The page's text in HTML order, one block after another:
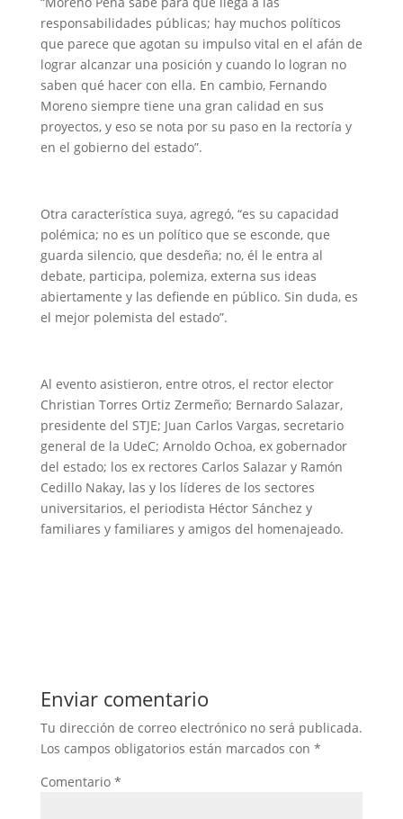
responsabilidades públicas; hay muchos políticos
que parece que agotan su impulso vital en el afán de
lograr alcanzar una posición y cuando lo logran no
saben qué hacer con ella. En cambio, Fernando
Moreno siempre tiene una gran calidad en sus
proyectos, y eso se nota por su paso en la rectoría y
en el gobierno del estado”.
Otra característica suya, agregó, “es su capacidad
polémica; no es un político que se esconde, que
guarda silencio, que desdeña; no, él le entra al
debate, participa, polemiza, externa sus ideas
abiertamente y las defiende en público. Sin duda, es
el mejor polemista del estado”.
Al evento asistieron, entre otros, el rector elector
Christian Torres Ortiz Zermeño; Bernardo Salazar,
presidente del STJE; Juan Carlos Vargas, secretario
general de la UdeC; Arnoldo Ochoa, ex gobernador
del estado; los ex rectores Carlos Salazar y Ramón
Cedillo Nakay, las y los líderes de los sectores
universitarios, el periodista Héctor Sánchez y
familiares y familiares y amigos del homenajeado.
Enviar comentario
Tu dirección de correo electrónico no será publicada.
Los campos obligatorios están marcados con *
Comentario *